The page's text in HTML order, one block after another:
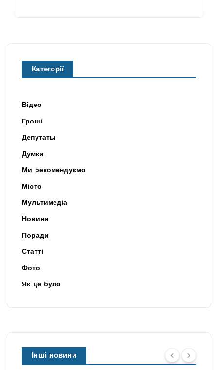
Категорії
Відео
Гроші
Депутаты
Думки
Ми рекомендуємо
Місто
Мультимедіа
Новини
Поради
Статті
Фото
Як це було
Інші новини